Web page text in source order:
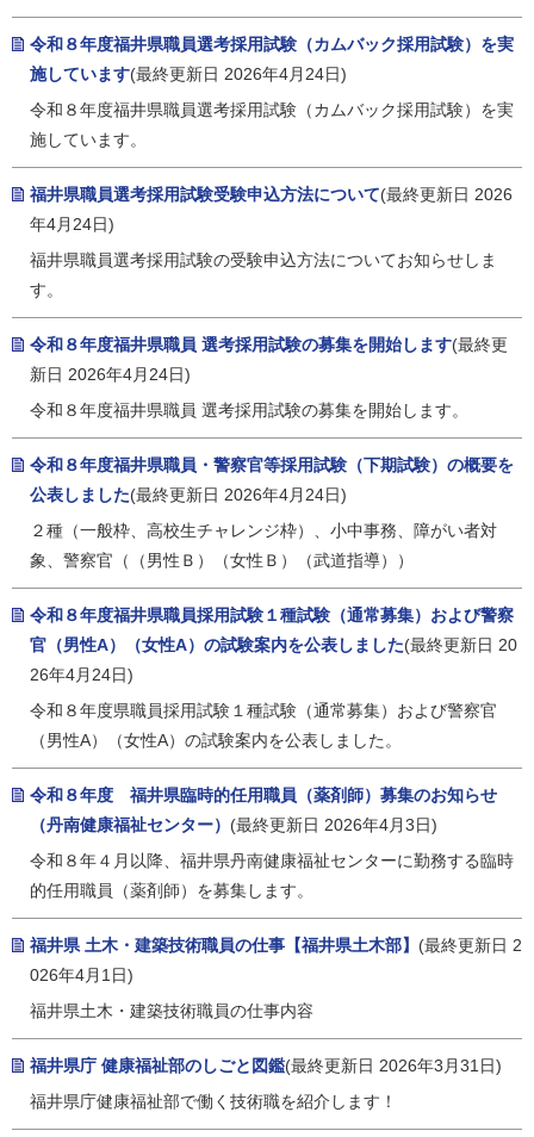
令和８年度福井県職員選考採用試験（カムバック採用試験）を実
施しています(最終更新日 2026年4月24日)
令和８年度福井県職員選考採用試験（カムバック採用試験）を実
施しています。
福井県職員選考採用試験受験申込方法について(最終更新日 2026
年4月24日)
福井県職員選考採用試験の受験申込方法についてお知らせしま
す。
令和８年度福井県職員 選考採用試験の募集を開始します(最終更
新日 2026年4月24日)
令和８年度福井県職員 選考採用試験の募集を開始します。
令和８年度福井県職員・警察官等採用試験（下期試験）の概要を
公表しました(最終更新日 2026年4月24日)
２種（一般枠、高校生チャレンジ枠）、小中事務、障がい者対
象、警察官（（男性Ｂ）（女性Ｂ）（武道指導））
令和８年度福井県職員採用試験１種試験（通常募集）および警察
官（男性A）（女性A）の試験案内を公表しました(最終更新日 20
26年4月24日)
令和８年度県職員採用試験１種試験（通常募集）および警察官
（男性A）（女性A）の試験案内を公表しました。
令和８年度 福井県臨時的任用職員（薬剤師）募集のお知らせ
（丹南健康福祉センター） (最終更新日 2026年4月3日)
令和８年４月以降、福井県丹南健康福祉センターに勤務する臨時
的任用職員（薬剤師）を募集します。
福井県 土木・建築技術職員の仕事【福井県土木部】 (最終更新日 2
026年4月1日)
福井県土木・建築技術職員の仕事内容
福井県庁 健康福祉部のしごと図鑑(最終更新日 2026年3月31日)
福井県庁健康福祉部で働く技術職を紹介します！